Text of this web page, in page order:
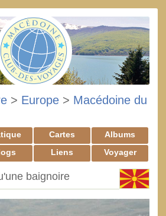
> Europe > Macédoine du
Cartes
Albums
Liens Voyager
baignoire